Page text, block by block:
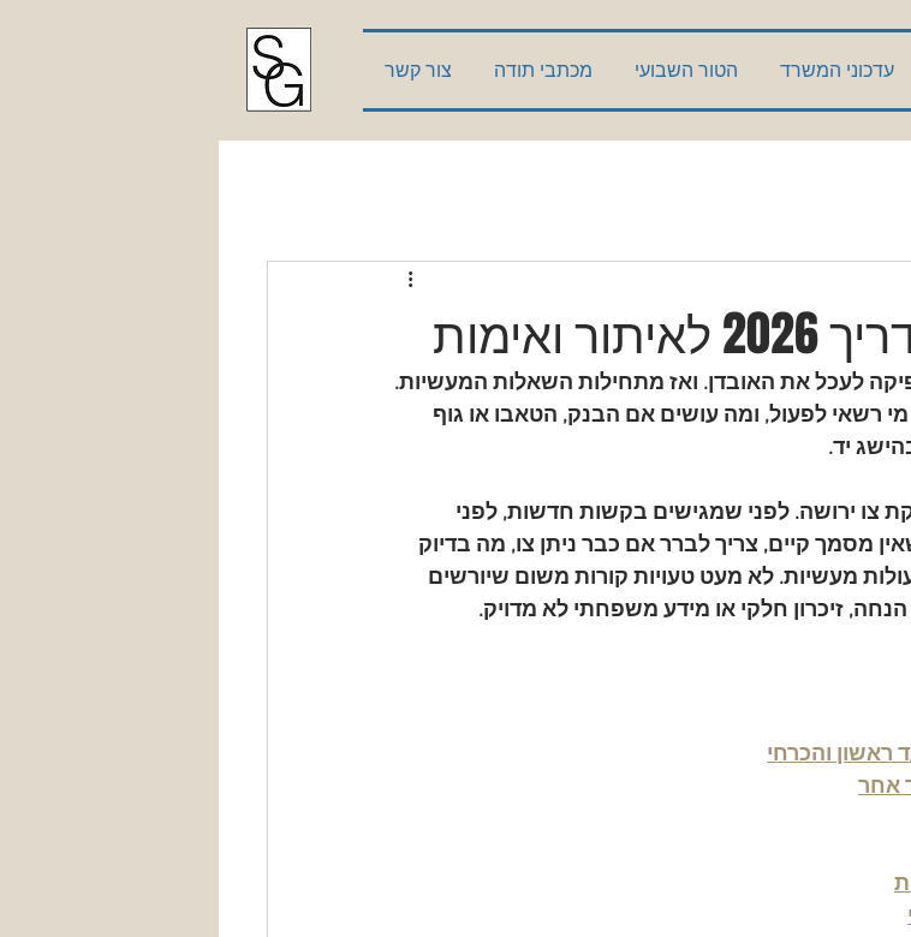
צור קשר מכתבי תודה הטור השבועי עדכוני המשרד
לעכל את האובדן. ואז מתחילות השאלות המעשיות.
רשאי לפעול, ומה עושים אם הבנק, הטאבו או גוף
יד.
צו ירושה. לפני שמגישים בקשות חדשות, לפני
מסמך קיים, צריך לברר אם כבר ניתן צו, מה בדיוק
מעשיות. לא מעט טעויות קורות משום שיורשים
זיכרון חלקי או מידע משפחתי לא מדויק.
ראשון והכרחי
אחר